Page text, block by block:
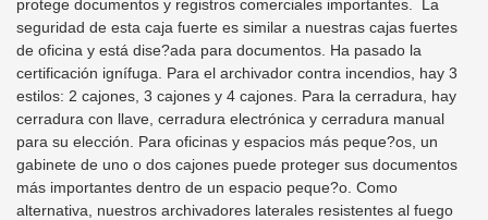
protege documentos y registros comerciales importantes. La
seguridad de esta caja fuerte es similar a nuestras cajas fuertes
de oficina y está dise?ada para documentos. Ha pasado la
certificación ignífuga. Para el archivador contra incendios, hay 3
estilos: 2 cajones, 3 cajones y 4 cajones. Para la cerradura, hay
cerradura con llave, cerradura electrónica y cerradura manual
para su elección. Para oficinas y espacios más peque?os, un
gabinete de uno o dos cajones puede proteger sus documentos
más importantes dentro de un espacio peque?o. Como
alternativa, nuestros archivadores laterales resistentes al fuego
cajones están asegurados por
una cerradura manual*
Elección de 3 tama?os,
versiones de 2, 3 o 4 cajones
para resistir el fuego.